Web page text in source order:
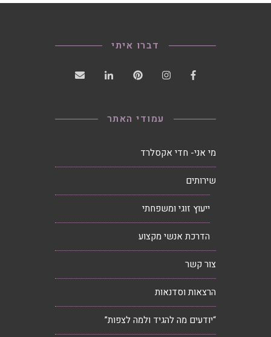
דברו איתי
עמודי האתר
מי אני- חדי אקסלרד
שירותים
ייעוץ זוגי ומשפחתי
הדרכת אנשי מקצוע
צור קשר
הרצאות וסדנאות
“יודעים מה להגיד ולמה לצפות”